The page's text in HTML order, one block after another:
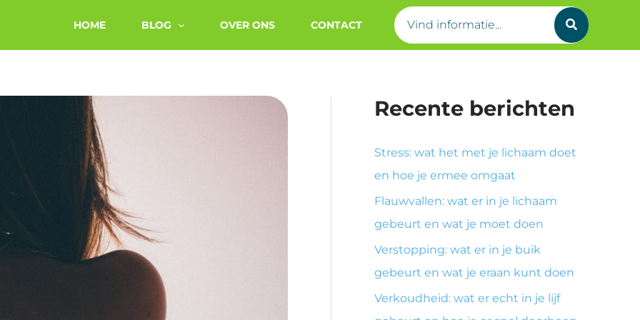
HOME BLOG OVER ONS CONTACT
Search
for:
Recente berichten
Stress: wat het met je lichaam doet
en hoe je ermee omgaat
Flauwvallen: wat er in je lichaam
gebeurt en wat je moet doen
Verstopping: wat er in je buik
gebeurt en wat je eraan kunt doen
Verkoudheid: wat er echt in je lijf